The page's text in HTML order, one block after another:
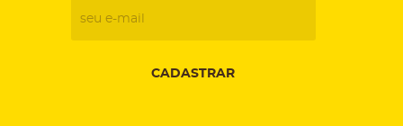
CADASTRAR